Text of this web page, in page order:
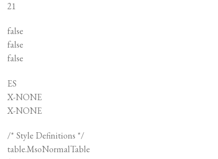
21
false
false
false
ES
X-NONE
X-NONE
/* Style Definitions */
table.MsoNormalTable